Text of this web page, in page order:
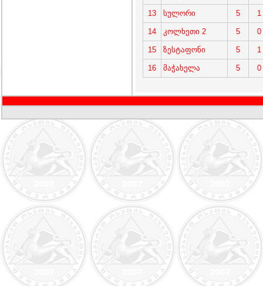
13 სულორი 5 1
14 კოლხეთი 2 5 0
15 ზესტაფონი 5 1
16 მაჭახელა 5 0